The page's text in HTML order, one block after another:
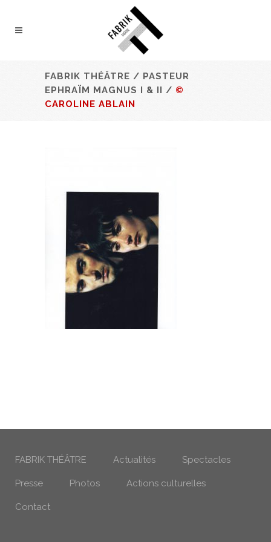
FABRIK THÉÂTRE / PASTEUR
EPHRAÏM MAGNUS I & II / ©
CAROLINE ABLAIN
FABRIK THÉÂTRE Actualités Spectacles
Presse Photos Actions culturelles
Contact